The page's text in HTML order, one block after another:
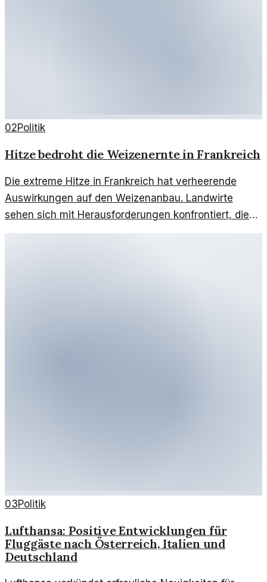
02Politik
Hitze bedroht die Weizenernte in Frankreich
Die extreme Hitze in Frankreich hat verheerende
Auswirkungen auf den Weizenanbau. Landwirte
sehen sich mit Herausforderungen konfrontiert, die
weitreichende Konsequenzen haben könnten.
03Politik
Lufthansa: Positive Entwicklungen für
Fluggäste nach Österreich, Italien und
Deutschland